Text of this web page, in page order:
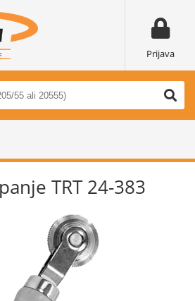
Prijava
TRT 24-383